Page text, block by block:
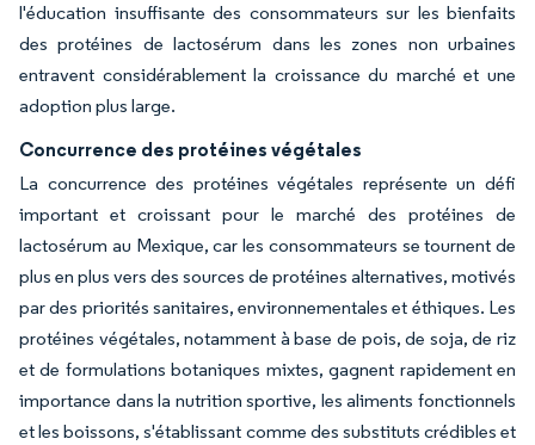
l'éducation insuffisante des consommateurs sur les bienfaits
des protéines de lactosérum dans les zones non urbaines
entravent considérablement la croissance du marché et une
adoption plus large.
Concurrence des protéines végétales
La concurrence des protéines végétales représente un défi
important et croissant pour le marché des protéines de
lactosérum au Mexique, car les consommateurs se tournent de
plus en plus vers des sources de protéines alternatives, motivés
par des priorités sanitaires, environnementales et éthiques. Les
protéines végétales, notamment à base de pois, de soja, de riz
et de formulations botaniques mixtes, gagnent rapidement en
importance dans la nutrition sportive, les aliments fonctionnels
et les boissons, s'établissant comme des substituts crédibles et